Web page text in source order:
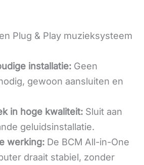
Plug & Play muzieksysteem
installatie: Geen
gewoon aansluiten en
in hoge kwaliteit: Sluit aan
geluidsinstallatie.
werking: De BCM All-in-One
draait stabiel, zonder